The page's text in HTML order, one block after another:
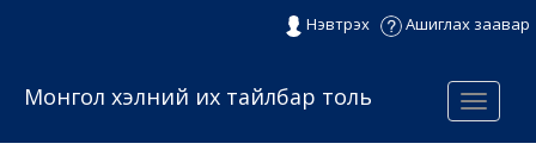
Нэвтрэх Ашиглах заавар
Menu
Монгол хэлний их тайлбар толь